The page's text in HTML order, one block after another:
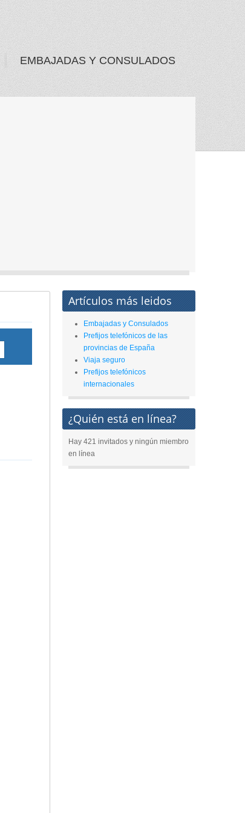
EMBAJADAS Y CONSULADOS
Artículos más leidos
Embajadas y Consulados
Prefijos telefónicos de las
provincias de España
Viaja seguro
Prefijos telefónicos
internacionales
¿Quién está en línea?
Hay 421 invitados y ningún miembro
en línea